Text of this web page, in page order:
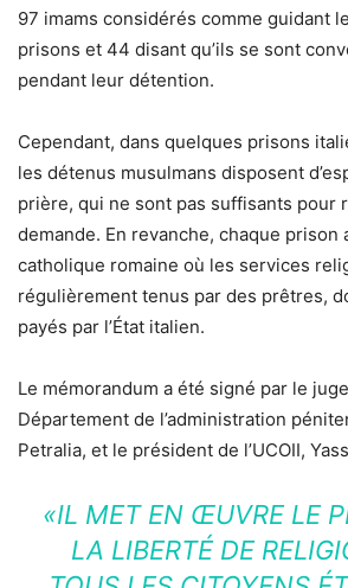
97 imams considérés comme guidant
prisons et 44 disant qu’ils se sont
pendant leur détention.
Cependant, dans quelques prisons
les détenus musulmans disposent
prière, qui ne sont pas suffisants pour
demande. En revanche, chaque prison
catholique romaine où les services
régulièrement tenus par des prêtres,
payés par l’État italien.
Le mémorandum a été signé par le
Département de l’administration
Petralia, et le président de l’UCOII,
«IL MET EN ŒUVRE LE
LA LIBERTÉ DE